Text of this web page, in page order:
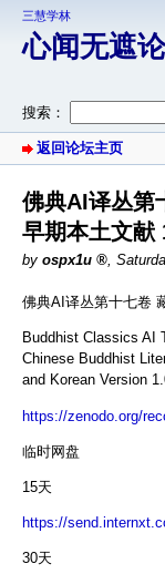
三慧学林
心闻无遮
搜索：
返回论坛主页
佛典AI译丛第
早期本土文献
by ospx1u ,
佛典AI译丛第十七卷
Buddhist Classics AI
Chinese Buddhist
and Korean Version
https://zenodo.org/
临时网盘
15天
https://
30天